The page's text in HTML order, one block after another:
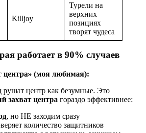
Killjoy
Турели на
верхних
позициях
творят чудеса
работает в 90% случаев
центра» (моя любимая):
центр как безумные. Это
захват центра гораздо эффективнее:
, но НЕ заходим сразу
количество защитников